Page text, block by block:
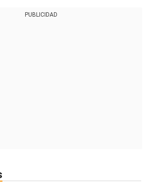
PUBLICIDAD